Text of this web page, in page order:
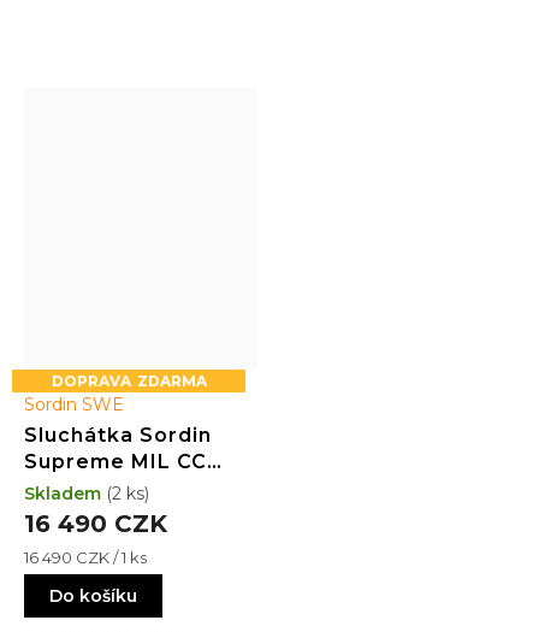
ZDARMA
Sordin SWE
Sluchátka Sordin
Supreme MIL CC
(ARC;PVC;zelené;CC)
16 490 CZK
Měrná
cena:
16 490 CZK / 1 ks
Do košíku
Skladem (2 ks)